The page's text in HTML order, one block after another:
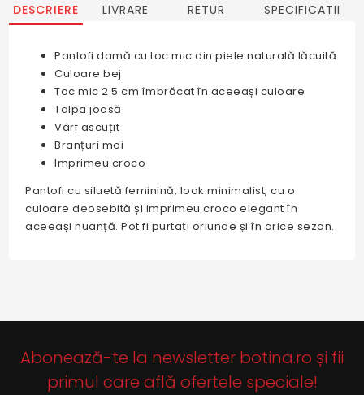
DESCRIERE LIVRARE RETUR SPECIFICATII
Pantofi damă cu toc mic din piele naturală lăcuită
Culoare bej
Toc mic 2.5 cm îmbrăcat în aceeași culoare
Talpa joasă
Vârf ascuțit
Branțuri moi
Imprimeu croco
Pantofi cu siluetă feminină, look minimalist, cu o
culoare deosebită și imprimeu croco elegant în
aceeași nuanță. Pot fi purtați oriunde și în orice sezon.
Abonează-te la newsletter botina.ro și fii
primul care află ofertele speciale!